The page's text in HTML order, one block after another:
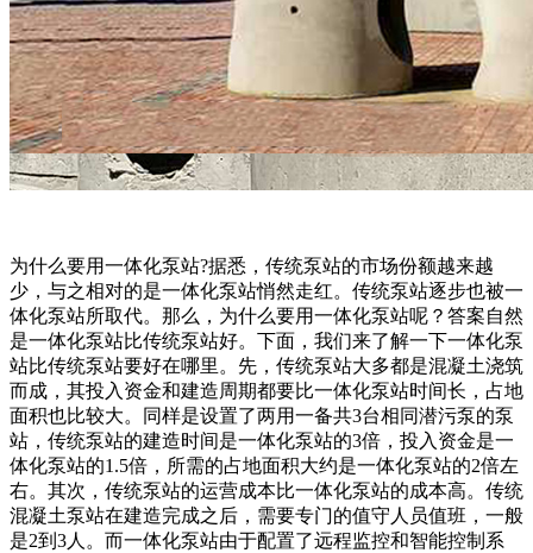
为什么要用一体化泵站?据悉，传统泵站的市场份额越来越
少，与之相对的是一体化泵站悄然走红。传统泵站逐步也被一
体化泵站所取代。那么，为什么要用一体化泵站呢？答案自然
是一体化泵站比传统泵站好。下面，我们来了解一下一体化泵
站比传统泵站要好在哪里。先，传统泵站大多都是混凝土浇筑
而成，其投入资金和建造周期都要比一体化泵站时间长，占地
面积也比较大。同样是设置了两用一备共3台相同潜污泵的泵
站，传统泵站的建造时间是一体化泵站的3倍，投入资金是一
体化泵站的1.5倍，所需的占地面积大约是一体化泵站的2倍左
右。其次，传统泵站的运营成本比一体化泵站的成本高。传统
混凝土泵站在建造完成之后，需要专门的值守人员值班，一般
是2到3人。而一体化泵站由于配置了远程监控和智能控制系